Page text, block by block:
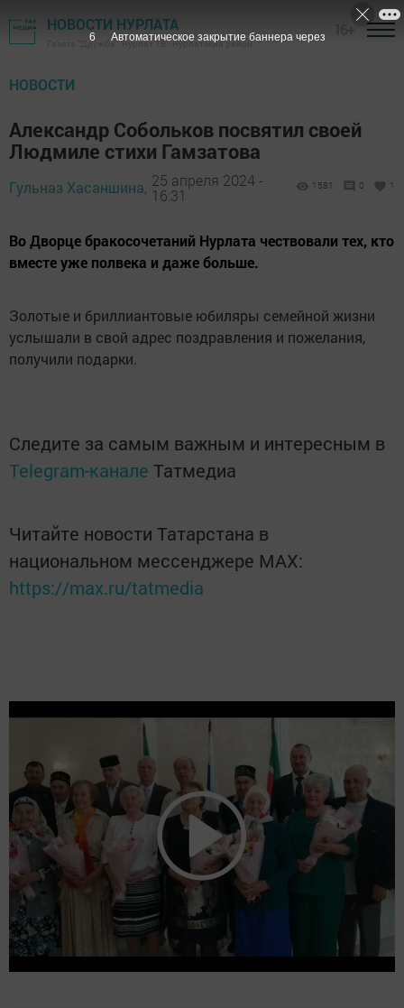
НОВОСТИ НУРЛАТА
Газета "Дружба", Нурлат ТВ - Нурлатский район
НОВОСТИ
Александр Собольков посвятил своей
Людмиле стихи Гамзатова
Гульназ Хасаншина, 25 апреля 2024 -
16:31
1581 0 1
Во Дворце бракосочетаний Нурлата чествовали тех, кто
вместе уже полвека и даже больше.
Золотые и бриллиантовые юбиляры семейной жизни
услышали в свой адрес поздравления и пожелания,
получили подарки.
Следите за самым важным и интересным в
Telegram-канале Татмедиа
Читайте новости Татарстана в
национальном мессенджере MАХ:
https://max.ru/tatmedia
4 Автоматическое закрытие баннера через